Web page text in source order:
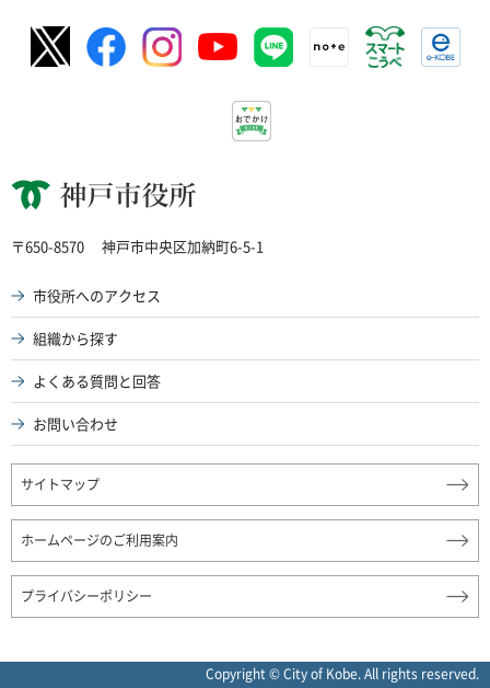
神戸市役所
〒650-8570 神戸市中央区加納町6-5-1
市役所へのアクセス
組織から探す
よくある質問と回答
お問い合わせ
サイトマップ
ホームページのご利用案内
プライバシーポリシー
Copyright © City of Kobe. All rights reserved.